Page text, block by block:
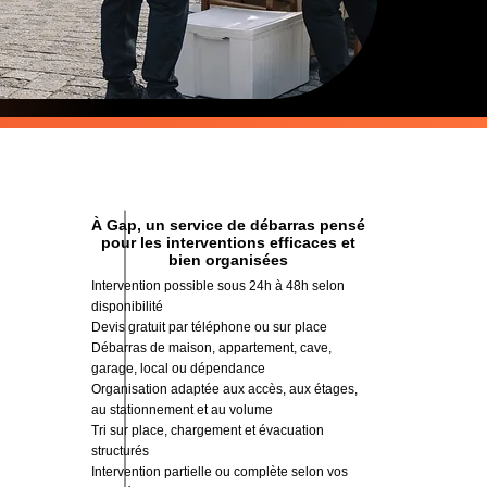
À Gap, un service de débarras pensé
pour les interventions efficaces et
bien organisées
Intervention possible sous 24h à 48h selon
disponibilité
Devis gratuit par téléphone ou sur place
Débarras de maison, appartement, cave,
garage, local ou dépendance
Organisation adaptée aux accès, aux étages,
au stationnement et au volume
Tri sur place, chargement et évacuation
structurés
Intervention partielle ou complète selon vos